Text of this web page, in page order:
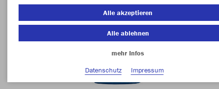
Alle akzeptieren
Alle ablehnen
mehr Infos
Datenschutz
Impressum